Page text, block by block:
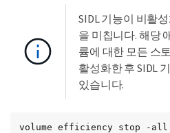
SIDL 기능이 비활
을 미칩니다. 해당
륨에 대한 모든 스
활성화한 후 SIDL
있습니다.
volume efficiency stop -